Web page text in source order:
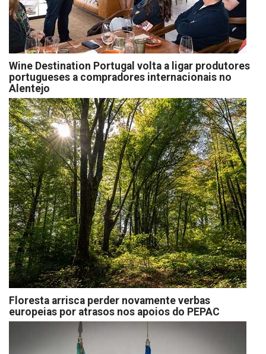
Wine Destination Portugal volta a ligar produtores
portugueses a compradores internacionais no
Alentejo
Floresta arrisca perder novamente verbas
europeias por atrasos nos apoios do PEPAC